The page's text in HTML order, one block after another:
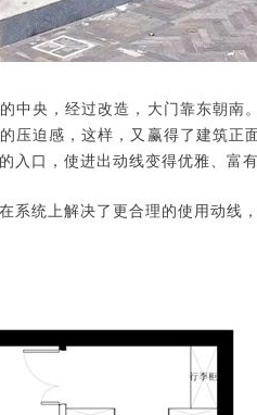
中央，经过改造，大门靠东朝南
压迫感，这样，又赢得了建筑正
入口，使进出动线变得优雅、富
系统上解决了更合理的使用动线